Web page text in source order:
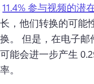
11.4% 参与视频的潜
，他们转换的可能
。 但是，在电子邮
能会进一步产生
。